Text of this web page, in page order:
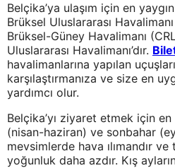
Belçika’ya ulaşım için en
Brüksel Uluslararası
Brüksel-Güney Havalimanı
Uluslararası Havalimanı’dır.
havalimanlarına yapılan
karşılaştırmanıza ve size en
yardımcı olur.
Belçika’yı ziyaret etmek için
(nisan-haziran) ve sonbahar
mevsimlerde hava ılımandır
yoğunluk daha azdır. Kış